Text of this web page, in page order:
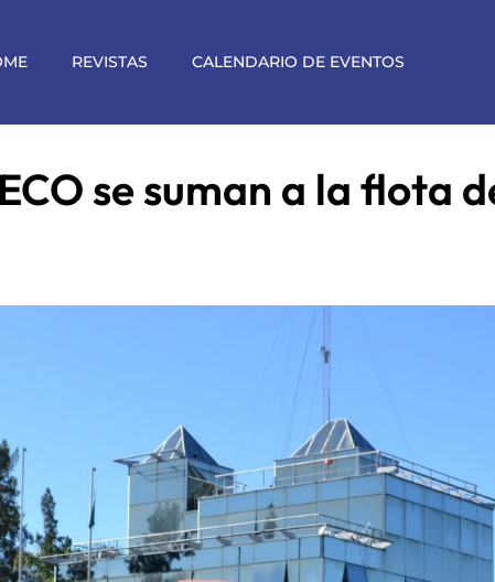
REVISTAS CALENDARIO DE EVENTOS
se suman a la flota